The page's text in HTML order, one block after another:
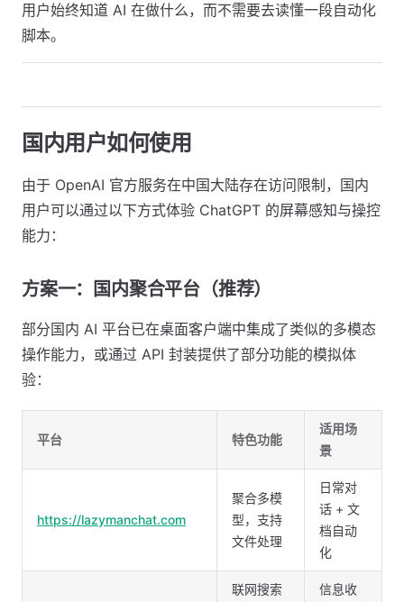
用户始终知道 AI 在做什么，而不需要去读懂一段自动化
脚本。
国内用户如何使用
由于 OpenAI 官方服务在中国大陆存在访问限制，国内
用户可以通过以下方式体验 ChatGPT 的屏幕感知与操控
能力：
方案一：国内聚合平台（推荐）
部分国内 AI 平台已在桌面客户端中集成了类似的多模态
操作能力，或通过 API 封装提供了部分功能的模拟体
验：
平台 特色功能
适用场
景
https://lazymanchat.com
聚合多模
型，支持
文件处理
日常对
话 + 文
档自动
化
联网搜索
信息收